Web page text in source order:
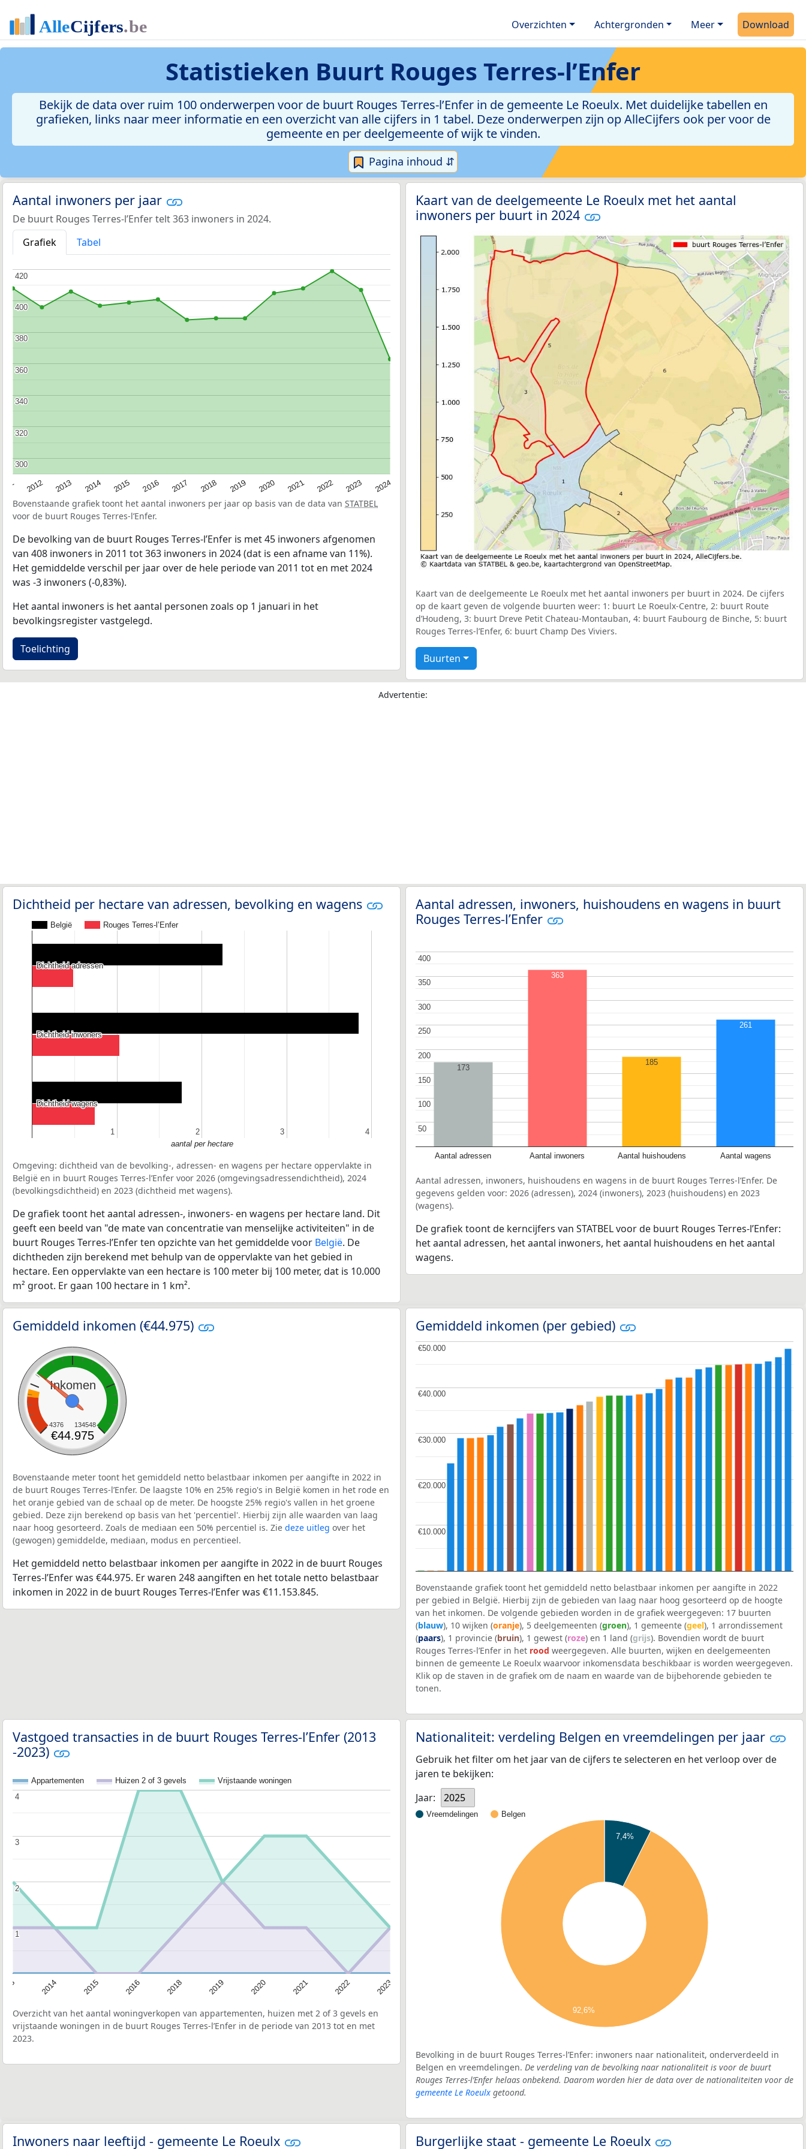
Overzichten Achtergronden Meer Download
Statistieken Buurt Rouges Terres-l’Enfer
Bekijk de data over ruim 100 onderwerpen voor de buurt Rouges Terres-l’Enfer in de gemeente Le Roeulx. Met duidelijke tabellen en
grafieken, links naar meer informatie en een overzicht van alle cijfers in 1 tabel. Deze onderwerpen zijn op AlleCijfers ook per voor de
gemeente en per deelgemeente of wijk te vinden.
Pagina inhoud ⇵
Aantal inwoners per jaar
De buurt Rouges Terres-l’Enfer telt 363 inwoners in 2024.
Grafiek
Tabel
2012 2013 2014 2015 2016 2017 2018 2019 2020 2021 2022 2023 2024
300
300
320
320
340
340
360
360
380
380
400
400
420
420
Bovenstaande grafiek toont het aantal inwoners per jaar op basis van de data van STATBEL
voor de buurt Rouges Terres-l’Enfer.
De bevolking van de buurt Rouges Terres-l’Enfer is met 45 inwoners afgenomen
van 408 inwoners in 2011 tot 363 inwoners in 2024 (dat is een afname van 11%).
Het gemiddelde verschil per jaar over de hele periode van 2011 tot en met 2024
was -3 inwoners (-0,83%).
Het aantal inwoners is het aantal personen zoals op 1 januari in het
bevolkingsregister vastgelegd.
Toelichting
Kaart van de deelgemeente Le Roeulx met het aantal
inwoners per buurt in 2024
Kaart van de deelgemeente Le Roeulx met het aantal inwoners per buurt in 2024. De cijfers
op de kaart geven de volgende buurten weer: 1: buurt Le Roeulx-Centre, 2: buurt Route
d’Houdeng, 3: buurt Dreve Petit Chateau-Montauban, 4: buurt Faubourg de Binche, 5: buurt
Rouges Terres-l’Enfer, 6: buurt Champ Des Viviers.
Buurten
Advertentie:
Dichtheid per hectare van adressen, bevolking en wagens
België Rouges Terres-l’Enfer
1
1 2
2 3
3 4
4
Dichtheid adressen
Dichtheid adressen
Dichtheid inwoners
Dichtheid inwoners
Dichtheid wagens
Dichtheid wagens
aantal per hectare
Omgeving: dichtheid van de bevolking-, adressen- en wagens per hectare oppervlakte in
België en in buurt Rouges Terres-l’Enfer voor 2026 (omgevingsadressendichtheid), 2024
(bevolkingsdichtheid) en 2023 (dichtheid met wagens).
De grafiek toont het aantal adressen-, inwoners- en wagens per hectare land. Dit
geeft een beeld van "de mate van concentratie van menselijke activiteiten" in de
buurt Rouges Terres-l’Enfer ten opzichte van het gemiddelde voor België. De
dichtheden zijn berekend met behulp van de oppervlakte van het gebied in
hectare. Een oppervlakte van een hectare is 100 meter bij 100 meter, dat is 10.000
m² groot. Er gaan 100 hectare in 1 km².
Aantal adressen, inwoners, huishoudens en wagens in buurt
Rouges Terres-l’Enfer
Aantal adressen Aantal inwoners Aantal huishoudens Aantal wagens
50
50
100
100
150
150
200
200
250
250
300
300
350
350
400
400
173
363
185
261
Aantal adressen, inwoners, huishoudens en wagens in de buurt Rouges Terres-l’Enfer. De
gegevens gelden voor: 2026 (adressen), 2024 (inwoners), 2023 (huishoudens) en 2023
(wagens).
De grafiek toont de kerncijfers van STATBEL voor de buurt Rouges Terres-l’Enfer:
het aantal adressen, het aantal inwoners, het aantal huishoudens en het aantal
wagens.
Gemiddeld inkomen (€44.975)
Inkomen
4376 134548
€44.975
Bovenstaande meter toont het gemiddeld netto belastbaar inkomen per aangifte in 2022 in
de buurt Rouges Terres-l’Enfer. De laagste 10% en 25% regio's in België komen in het rode en
het oranje gebied van de schaal op de meter. De hoogste 25% regio's vallen in het groene
gebied. Deze zijn berekend op basis van het 'percentiel'. Hierbij zijn alle waarden van laag
naar hoog gesorteerd. Zoals de mediaan een 50% percentiel is. Zie deze uitleg over het
(gewogen) gemiddelde, mediaan, modus en percentieel.
Het gemiddeld netto belastbaar inkomen per aangifte in 2022 in de buurt Rouges
Terres-l’Enfer was €44.975. Er waren 248 aangiften en het totale netto belastbaar
inkomen in 2022 in de buurt Rouges Terres-l’Enfer was €11.153.845.
Gemiddeld inkomen (per gebied)
€10.000
€10.000
€20.000
€20.000
€30.000
€30.000
€40.000
€40.000
€50.000
€50.000
Bovenstaande grafiek toont het gemiddeld netto belastbaar inkomen per aangifte in 2022
per gebied in België. Hierbij zijn de gebieden van laag naar hoog gesorteerd op de hoogte
van het inkomen. De volgende gebieden worden in de grafiek weergegeven: 17 buurten
(blauw), 10 wijken (oranje), 5 deelgemeenten (groen), 1 gemeente (geel), 1 arrondissement
(paars), 1 provincie (bruin), 1 gewest (roze) en 1 land (grijs). Bovendien wordt de buurt
Rouges Terres-l’Enfer in het rood weergegeven. Alle buurten, wijken en deelgemeenten
binnen de gemeente Le Roeulx waarvoor inkomensdata beschikbaar is worden weergegeven.
Klik op de staven in de grafiek om de naam en waarde van de bijbehorende gebieden te
tonen.
Vastgoed transacties in de buurt Rouges Terres-l’Enfer (2013
-2023)
Appartementen Huizen 2 of 3 gevels Vrijstaande woningen
2014 2015 2016 2018 2019 2020 2021 2022 2023
1
1
2
2
3
3
4
4
Overzicht van het aantal woningverkopen van appartementen, huizen met 2 of 3 gevels en
vrijstaande woningen in de buurt Rouges Terres-l’Enfer in de periode van 2013 tot en met
2023.
Nationaliteit: verdeling Belgen en vreemdelingen per jaar
Gebruik het filter om het jaar van de cijfers te selecteren en het verloop over de
jaren te bekijken:
Jaar:
2025
Vreemdelingen Belgen
7,4%
92,6%
Bevolking in de buurt Rouges Terres-l’Enfer: inwoners naar nationaliteit, onderverdeeld in
Belgen en vreemdelingen. De verdeling van de bevolking naar nationaliteit is voor de buurt
Rouges Terres-l’Enfer helaas onbekend. Daarom worden hier de data over de nationaliteiten voor de
gemeente Le Roeulx getoond.
Inwoners naar leeftijd - gemeente Le Roeulx Burgerlijke staat - gemeente Le Roeulx